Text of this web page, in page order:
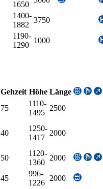
1650
1400-
1882
3750
1190-
1290
1000
Gehzeit Höhe Länge
75
1110-
1495
2500
40
1250-
1417
2000
50
1120-
1360
2000
45
996-
1226
2000